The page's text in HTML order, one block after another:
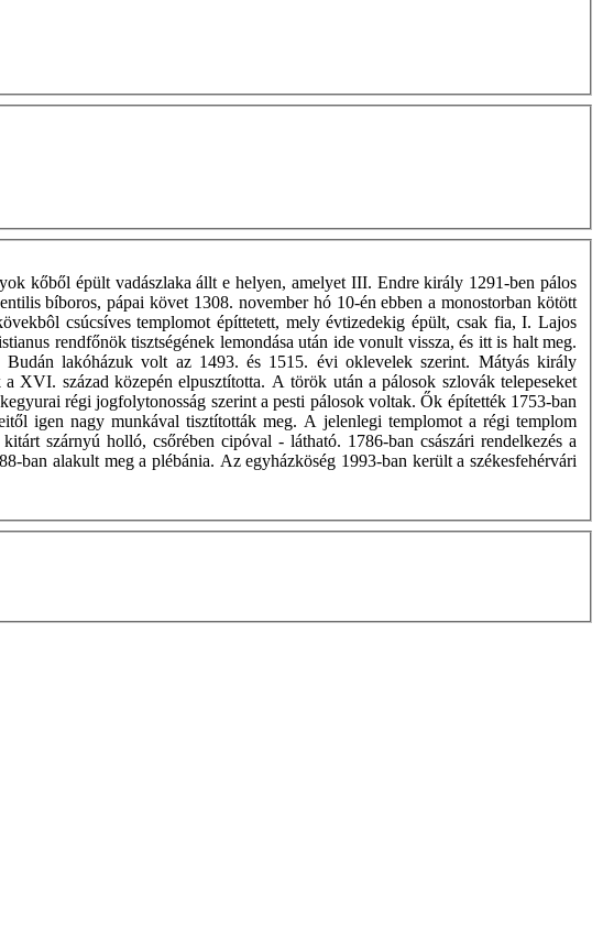
kőből épült vadászlaka állt e helyen, amelyet III. Endre király 1291-ben pálos
bíboros, pápai követ 1308. november hó 10-én ebben a monostorban kötött
csúcsíves templomot építtetett, mely évtizedekig épült, csak fia, I. Lajos
rendfőnök tisztségének lemondása után ide vonult vissza, és itt is halt meg.
Budán lakóházuk volt az 1493. és 1515. évi oklevelek szerint. Mátyás király
XVI. század közepén elpusztította. A török után a pálosok szlovák telepeseket
régi jogfolytonosság szerint a pesti pálosok voltak. Ők építették 1753-ban
igen nagy munkával tisztították meg. A jelenlegi templomot a régi templom
szárnyú holló, csőrében cipóval - látható. 1786-ban császári rendelkezés a
ban alakult meg a plébánia. Az egyházköség 1993-ban került a székesfehérvári